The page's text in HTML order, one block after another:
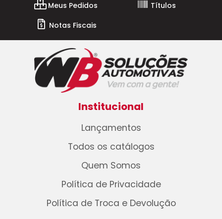
Meus Pedidos
Títulos
Notas Fiscais
Institucional
Lançamentos
Todos os catálogos
Quem Somos
Política de Privacidade
Política de Troca e Devolução